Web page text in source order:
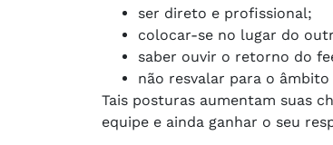
ser direto e profissional;
colocar-se no lugar do
saber ouvir o retorno do
não resvalar para o âmbito
Tais posturas aumentam suas
equipe e ainda ganhar o seu